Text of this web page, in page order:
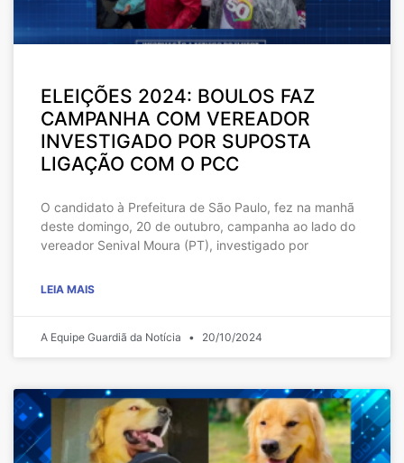
ELEIÇÕES 2024: BOULOS FAZ
CAMPANHA COM VEREADOR
INVESTIGADO POR SUPOSTA
LIGAÇÃO COM O PCC
O candidato à Prefeitura de São Paulo, fez na manhã
deste domingo, 20 de outubro, campanha ao lado do
vereador Senival Moura (PT), investigado por
LEIA MAIS
A Equipe Guardiã da Notícia 20/10/2024